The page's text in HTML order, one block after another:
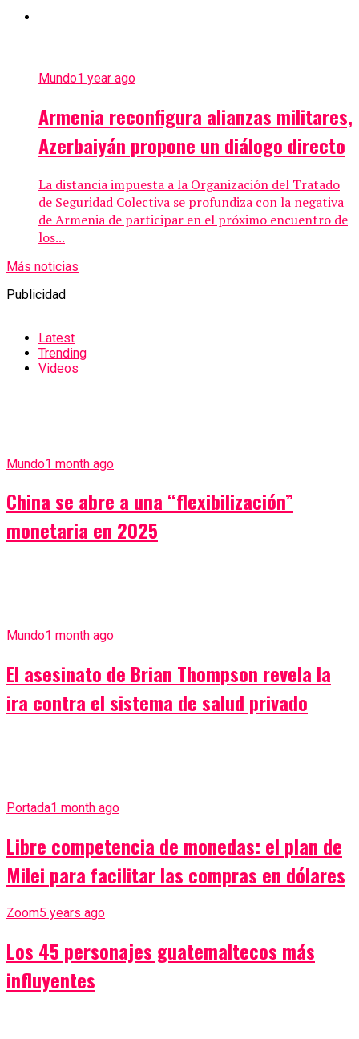
Mundo1 year ago
Armenia reconfigura alianzas militares,
Azerbaiyán propone un diálogo directo
La distancia impuesta a la Organización del Tratado
de Seguridad Colectiva se profundiza con la negativa
de Armenia de participar en el próximo encuentro de
los...
Más noticias
Publicidad
Latest
Trending
Videos
Mundo1 month ago
China se abre a una “flexibilización”
monetaria en 2025
Mundo1 month ago
El asesinato de Brian Thompson revela la
ira contra el sistema de salud privado
Portada1 month ago
Libre competencia de monedas: el plan de
Milei para facilitar las compras en dólares
Zoom5 years ago
Los 45 personajes guatemaltecos más
influyentes